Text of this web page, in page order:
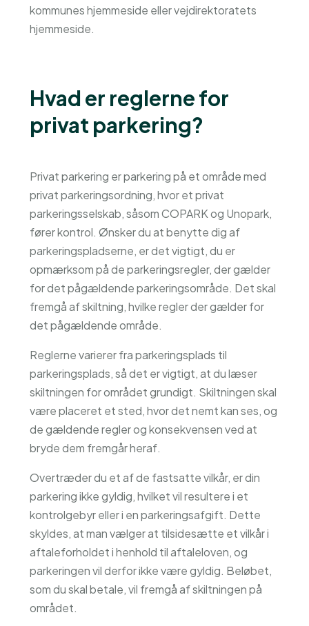
kommunes hjemmeside eller vejdirektoratets
hjemmeside.
Hvad er reglerne for
privat parkering?
Privat parkering er parkering på et område med
privat parkeringsordning, hvor et privat
parkeringsselskab, såsom COPARK og Unopark,
fører kontrol. Ønsker du at benytte dig af
parkeringspladserne, er det vigtigt, du er
opmærksom på de parkeringsregler, der gælder
for det pågældende parkeringsområde. Det skal
fremgå af skiltning, hvilke regler der gælder for
det pågældende område.
Reglerne varierer fra parkeringsplads til
parkeringsplads, så det er vigtigt, at du læser
skiltningen for området grundigt. Skiltningen skal
være placeret et sted, hvor det nemt kan ses, og
de gældende regler og konsekvensen ved at
bryde dem fremgår heraf.
Overtræder du et af de fastsatte vilkår, er din
parkering ikke gyldig, hvilket vil resultere i et
kontrolgebyr eller i en parkeringsafgift. Dette
skyldes, at man vælger at tilsidesætte et vilkår i
aftaleforholdet i henhold til aftaleloven, og
parkeringen vil derfor ikke være gyldig. Beløbet,
som du skal betale, vil fremgå af skiltningen på
området.